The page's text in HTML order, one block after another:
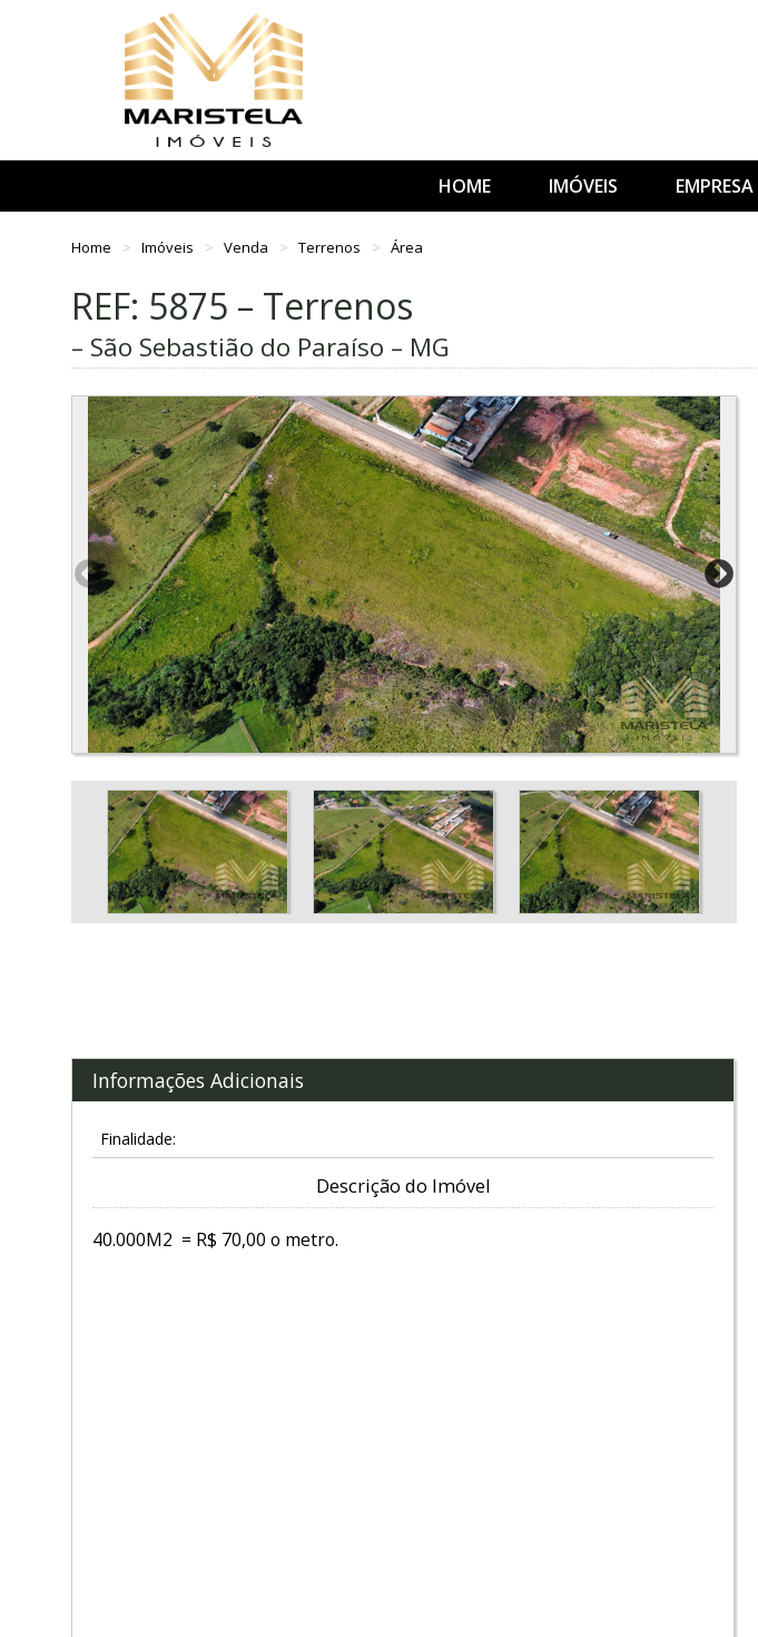
HOME IMÓVEIS EMPRESA
Home Imóveis Venda Terrenos Área
REF: 5875 – Terrenos
– São Sebastião do Paraíso – MG
Informações Adicionais
Finalidade:
Descrição do Imóvel
40.000M2 = R$ 70,00 o metro.